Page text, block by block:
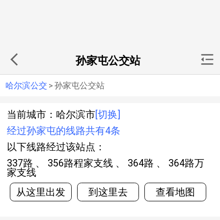
孙家屯公交站
哈尔滨公交 > 孙家屯公交站
当前城市：哈尔滨市 [切换]
经过孙家屯的线路共有4条
以下线路经过该站点：
337路 、 356路程家支线 、 364路 、 364路万
家支线
从这里出发
到这里去 查看地图